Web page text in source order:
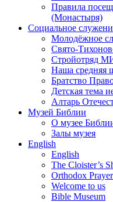
Правила
(Монастыря)
Социальное
Молодёжное
Свято-
Стройотряд
Наша средняя
Братство
Детская тема
Алтарь
Музей Библии
О музее
Залы музея
English
English
The Cloister’s
Orthodox
Welcome to us
Bible Museum